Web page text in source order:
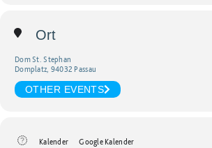
Ort
Dom St. Stephan
Domplatz, 94032 Passau
OTHER EVENTS
Kalender Google Kalender